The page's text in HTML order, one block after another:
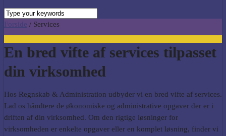
Forside / Services
En bred vifte af services tilpasset
din virksomhed
Hos Regnskab & Administration udbyder vi en bred vifte af services.
Lad os håndtere de økonomiske og administrative opgaver der er i
driften af din virksomhed. Om den rigtige løsninger for
virksomheden er enkelte opgaver eller en komplet løsning, finder vi